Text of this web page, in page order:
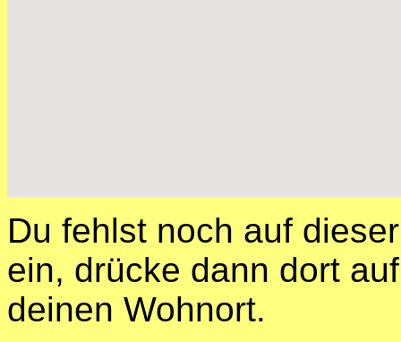
Du fehlst noch auf
ein, drücke dann dort
deinen Wohnort.